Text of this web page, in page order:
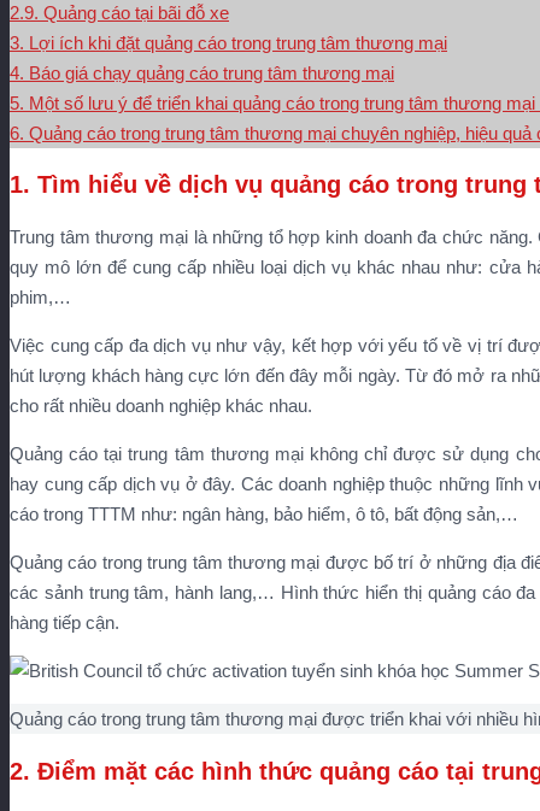
2.9. Quảng cáo tại bãi đỗ xe
3. Lợi ích khi đặt quảng cáo trong trung tâm thương mại
4. Báo giá chạy quảng cáo trung tâm thương mại
5. Một số lưu ý để triển khai quảng cáo trong trung tâm thương
6. Quảng cáo trong trung tâm thương mại chuyên nghiệp, hiệu quả
1. Tìm hiểu về dịch vụ quảng cáo trong trung
Trung tâm thương mại là những tổ hợp kinh doanh đa chức
quy mô lớn để cung cấp nhiều loại dịch vụ khác nhau như: cửa
phim,…
Việc cung cấp đa dịch vụ như vậy, kết hợp với yếu tố về vị trí
hút lượng khách hàng cực lớn đến đây mỗi ngày. Từ đó mở ra
cho rất nhiều doanh nghiệp khác nhau.
Quảng cáo tại trung tâm thương mại không chỉ được sử dụng
hay cung cấp dịch vụ ở đây. Các doanh nghiệp thuộc những lĩnh
cáo trong TTTM như: ngân hàng, bảo hiểm, ô tô, bất động sản,…
Quảng cáo trong trung tâm thương mại được bố trí ở những địa
các sảnh trung tâm, hành lang,… Hình thức hiển thị quảng cáo
hàng tiếp cận.
Quảng cáo trong trung tâm thương mại được triển khai với nhiều
2. Điểm mặt các hình thức quảng cáo tại